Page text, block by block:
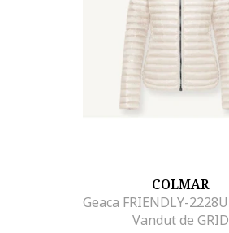
COLMAR
Vandut de GRID